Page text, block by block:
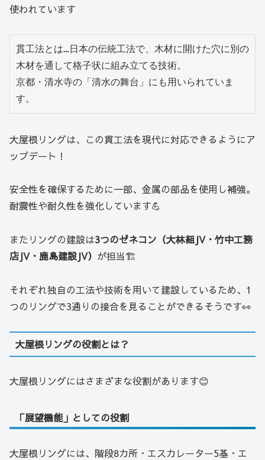
使われています
貫工法とは…日本の伝統工法で、木材に開けた穴に別の
木材を通して格子状に組み立てる技術。
京都・清水寺の「清水の舞台」にも用いられていま
す。
大屋根リングは、この貫工法を現代に対応できるようにア
ップデート！
安全性を確保するために一部、金属の部品を使用し補強。
耐震性や耐久性を強化しています💪
またリングの建設は3つのゼネコン（大林組JV・竹中工務
店JV・鹿島建設JV） が担当🏗
それぞれ独自の工法や技術を用いて建設しているため、1
つのリングで3通りの接合を見ることができるそうです👀
大屋根リングの役割とは？
大屋根リングにはさまざまな役割があります😊
「展望機能」としての役割
大屋根リングには、階段8カ所・エスカレーター5基・エ